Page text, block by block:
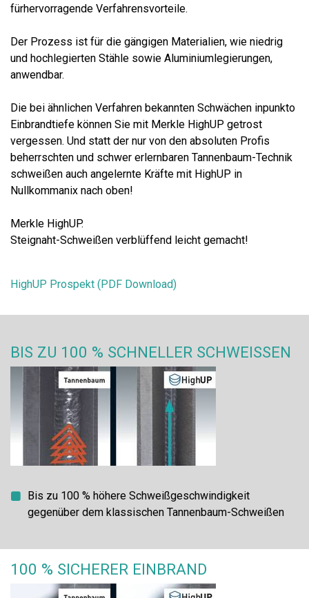
fürhervorragende Verfahrensvorteile.
Der Prozess ist für die gängigen Materialien, wie niedrig
und hochlegierten Stähle sowie Aluminiumlegierungen,
anwendbar.
Die bei ähnlichen Verfahren bekannten Schwächen inpunkto
Einbrandtiefe können Sie mit Merkle HighUP getrost
vergessen. Und statt der nur von den absoluten Profis
beherrschten und schwer erlernbaren Tannenbaum-Technik
schweißen auch angelernte Kräfte mit HighUP in
Nullkommanix nach oben!
Merkle HighUP.
Steignaht-Schweißen verblüffend leicht gemacht!
HighUP Prospekt (PDF Download)
BIS ZU 100 % SCHNELLER SCHWEISSEN
Bis zu 100 % höhere Schweißgeschwindigkeit
gegenüber dem klassischen Tannenbaum-Schweißen
100 % SICHERER EINBRAND